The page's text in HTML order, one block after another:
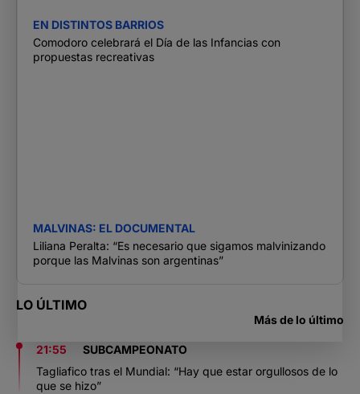
EN DISTINTOS BARRIOS
Comodoro celebrará el Día de las Infancias con
propuestas recreativas
MALVINAS: EL DOCUMENTAL
Liliana Peralta: “Es necesario que sigamos malvinizando
porque las Malvinas son argentinas”
LO ÚLTIMO
Más de lo último
21:55
SUBCAMPEONATO
Tagliafico tras el Mundial: “Hay que estar orgullosos de lo
que se hizo”